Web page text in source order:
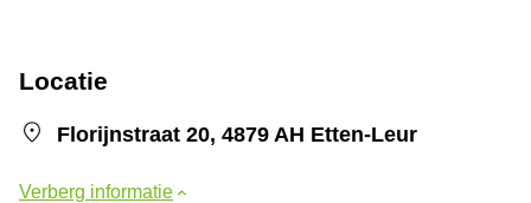
Locatie
Florijnstraat 20, 4879 AH Etten-Leur
Verberg informatie